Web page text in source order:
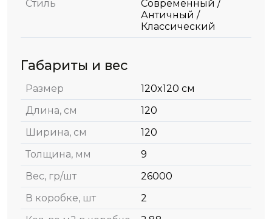
Стиль
Современный /
Античный /
Классический
Габариты и вес
Размер
120x120 см
Длина, см
120
Ширина, см
120
Толщина, мм
9
Вес, гр/шт
26000
В коробке, шт
2